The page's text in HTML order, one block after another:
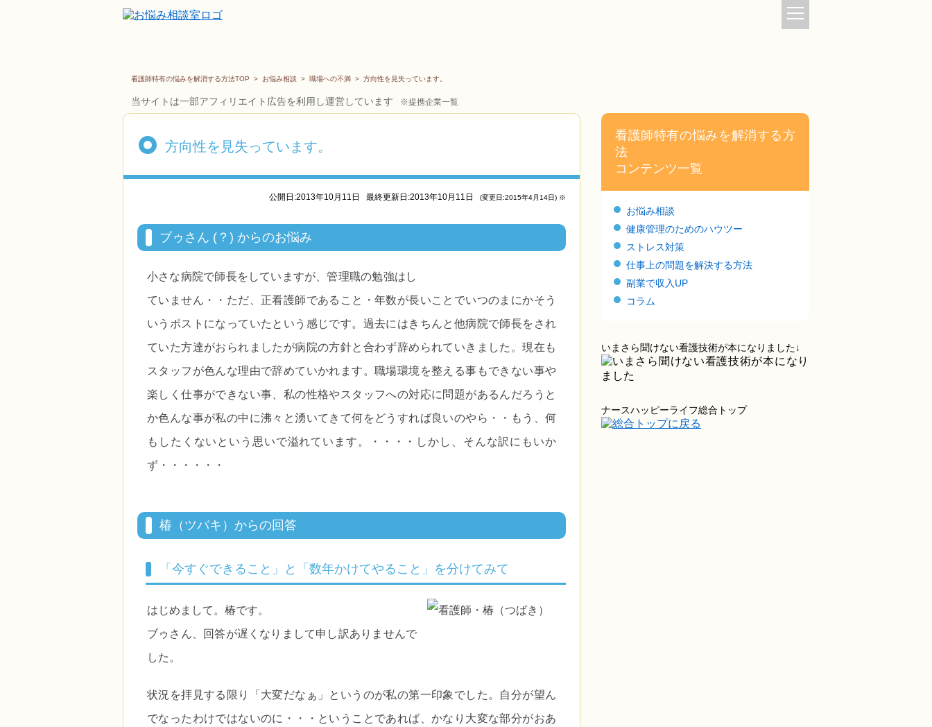
看護師特有の悩みを解消する方法TOP > お悩み相談 > 職場への不満 > 方向性を見失っています。
当サイトは一部アフィリエイト広告を利用し運営しています ※提携企業一覧
方向性を見失っています。
公開日:2013年10月11日 最終更新日:2013年10月11日 (変更日:2015年4月14日) ※
ブゥさん (？) からのお悩み
小さな病院で師長をしていますが、管理職の勉強はし
ていません・・ただ、正看護師であること・年数が長いことでいつのまにかそう
いうポストになっていたという感じです。過去にはきちんと他病院で師長をされ
ていた方達がおられましたが病院の方針と合わず辞められていきました。現在も
スタッフが色んな理由で辞めていかれます。職場環境を整える事もできない事や
楽しく仕事ができない事、私の性格やスタッフへの対応に問題があるんだろうと
か色んな事が私の中に沸々と湧いてきて何をどうすれば良いのやら・・もう、何
もしたくないという思いで溢れています。・・・・しかし、そんな訳にもいか
ず・・・・・・
椿（ツバキ）からの回答
「今すぐできること」と「数年かけてやること」を分けてみて
はじめまして。椿です。
ブゥさん、回答が遅くなりまして申し訳ありませんで
した。
状況を拝見する限り「大変だなぁ」というのが私の第一印象でした。自分が望ん
でなったわけではないのに・・・ということであれば、かなり大変な部分がおあ
看護師特有の悩みを解消する方
法
コンテンツ一覧
お悩み相談
健康管理のためのハウツー
ストレス対策
仕事上の問題を解決する方法
副業で収入UP
コラム
いまさら聞けない看護技術が本になりました↓
ナースハッピーライフ総合トップ